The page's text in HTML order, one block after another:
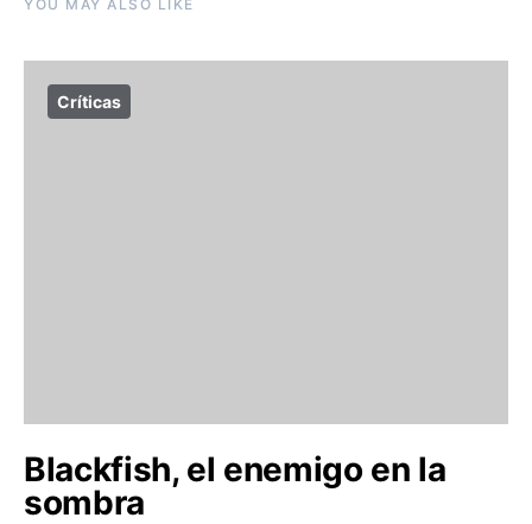
YOU MAY ALSO LIKE
Críticas
Blackfish, el enemigo en la
sombra